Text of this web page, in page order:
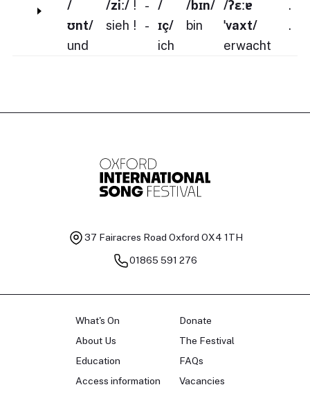
/
ʊnt/
und
/ziː/
sieh
!
!
-
-
/
ɪç/
ich
/bɪn/
bin
/ʔɛːɐ
ˈvaxt/
erwacht
.
.
37 Fairacres Road Oxford OX4 1TH
01865 591 276
What's On
About Us
Education
Access information
Donate
The Festival
FAQs
Vacancies